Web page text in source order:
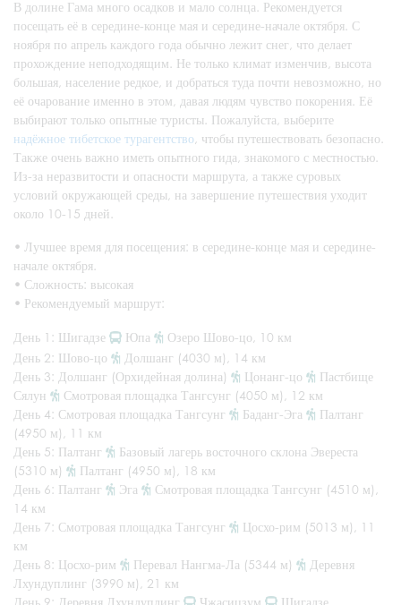
В долине Гама много осадков и мало солнца. Рекомендуется
посещать её в середине-конце мая и середине-начале октября. С
ноября по апрель каждого года обычно лежит снег, что делает
прохождение неподходящим. Не только климат изменчив, высота
большая, население редкое, и добраться туда почти невозможно, но
её очарование именно в этом, давая людям чувство покорения. Её
выбирают только опытные туристы. Пожалуйста, выберите
надёжное тибетское турагентство, чтобы путешествовать безопасно.
Также очень важно иметь опытного гида, знакомого с местностью.
Из-за неразвитости и опасности маршрута, а также суровых
условий окружающей среды, на завершение путешествия уходит
около 10-15 дней.
• Лучшее время для посещения: в середине-конце мая и середине-
начале октября.
• Сложность: высокая
• Рекомендуемый маршрут:
День 1: Шигадзе Юпа
Озеро Шово-цо, 10 км
День 2: Шово-цо
Долшанг (4030 м), 14 км
День 3: Долшанг (Орхидейная долина)
Цонанг-цо
Пастбище
Сялун
Смотровая площадка Тангсунг (4050 м), 12 км
День 4: Смотровая площадка Тангсунг
Баданг-Эга
Палтанг
(4950 м), 11 км
День 5: Палтанг
Базовый лагерь восточного склона Эвереста
(5310 м)
Палтанг (4950 м), 18 км
День 6: Палтанг
Эга
Смотровая площадка Тангсунг (4510 м),
14 км
День 7: Смотровая площадка Тангсунг
Цосхо-рим (5013 м), 11
км
День 8: Цосхо-рим
Перевал Нангма-Ла (5344 м)
Деревня
Лхундуплинг (3990 м), 21 км